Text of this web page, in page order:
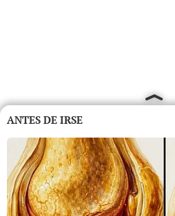
ANTES DE IRSE